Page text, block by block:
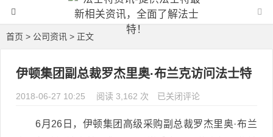
首页 > 公司资讯 > 正文
伊顿集团副总裁罗杰里奥·布兰克访问法士特
2018-06-27 10:25 阅读 3,162 次
伊顿集团副总裁罗杰里奥·布兰
已关闭评论
6月26日，伊顿集团高级采购副总裁罗杰里奥·布兰